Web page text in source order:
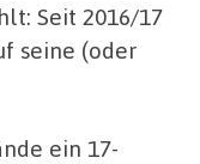
Seit 2016/17
seine (oder
ein 17-